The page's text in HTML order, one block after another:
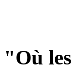
"Où